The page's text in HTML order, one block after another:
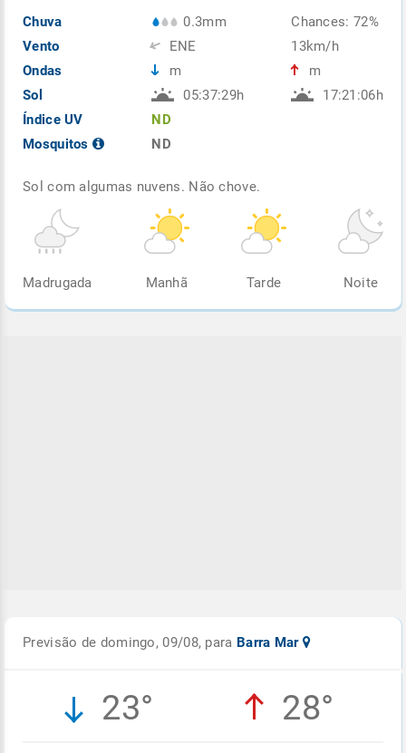
Chuva
Vento
Ondas
Sol
Índice UV
Mosquitos
0.3mm
ENE
m
05:37:29h
ND
ND
Chances: 72%
13km/h
m
17:21:06h
Sol com algumas nuvens. Não chove.
Madrugada Manhã Tarde Noite
Previsão de domingo, 09/08, para Barra Mar
23° 28°